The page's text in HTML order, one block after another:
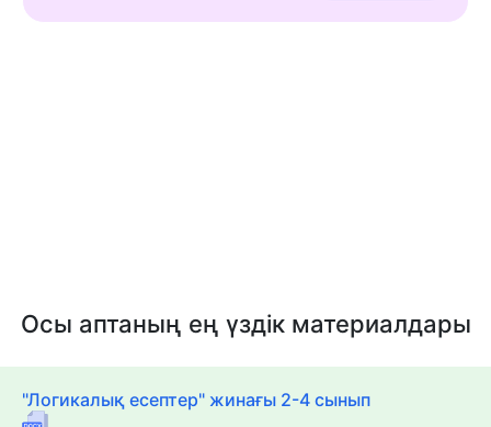
Осы аптаның ең үздік материалдары
"Логикалық есептер" жинағы 2-4 сынып